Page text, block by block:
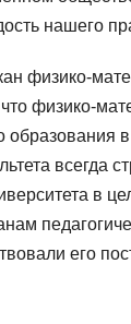
нашего
физико-
физико-
образования
всегда
в
его